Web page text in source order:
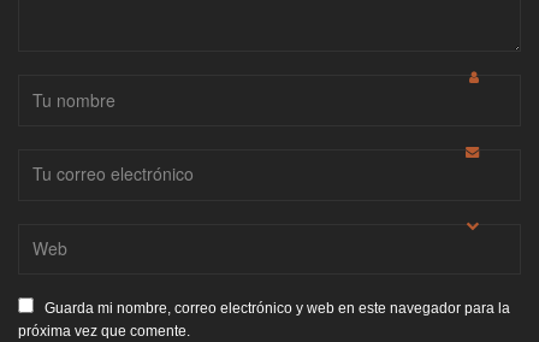
Guarda mi nombre, correo electrónico y web en este navegador para la
próxima vez que comente.